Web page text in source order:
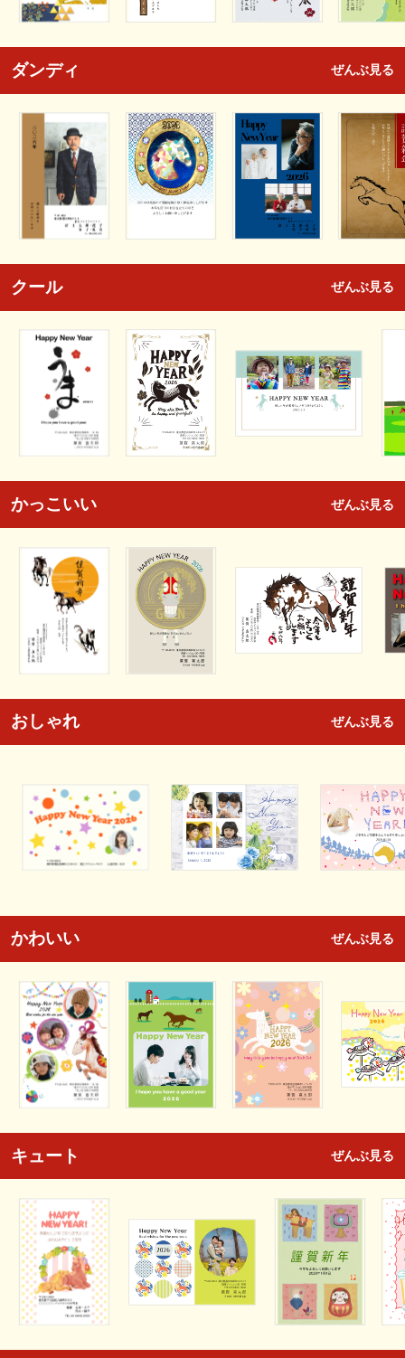
ダンディ ぜんぶ見る
クール ぜんぶ見る
かっこいい ぜんぶ見る
おしゃれ ぜんぶ見る
かわいい ぜんぶ見る
キュート ぜんぶ見る